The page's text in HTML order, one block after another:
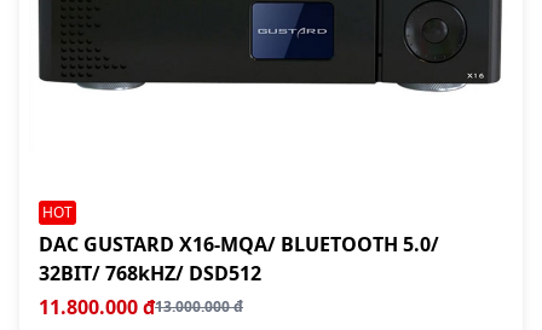
HOT
DAC GUSTARD X16-MQA/ BLUETOOTH 5.0/
32BIT/ 768kHZ/ DSD512
11.800.000 đ13.000.000 đ